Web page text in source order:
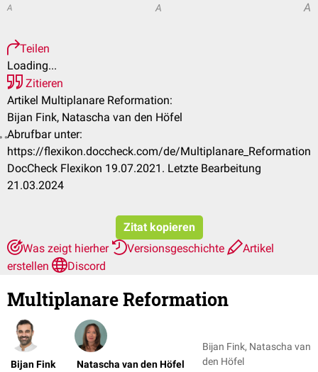
A A A
Teilen
Loading...
Zitieren
Artikel Multiplanare Reformation:
Bijan Fink, Natascha van den Höfel
Abrufbar unter:
https://flexikon.doccheck.com/de/Multiplanare_Reformation
DocCheck Flexikon 19.07.2021. Letzte Bearbeitung
21.03.2024
Zitat kopieren
Was zeigt hierher
Versionsgeschichte
Artikel
erstellen
Discord
Multiplanare Reformation
Bijan Fink Natascha van den Höfel
Bijan Fink, Natascha van
den Höfel